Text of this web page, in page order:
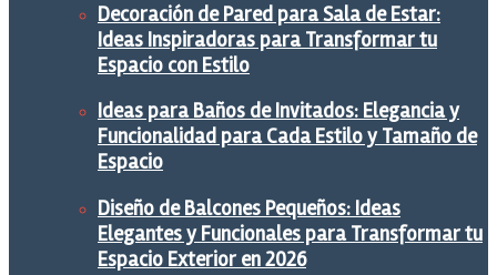
Decoración de Pared para Sala de Estar:
Ideas Inspiradoras para Transformar tu
Espacio con Estilo
Ideas para Baños de Invitados: Elegancia y
Funcionalidad para Cada Estilo y Tamaño de
Espacio
Diseño de Balcones Pequeños: Ideas
Elegantes y Funcionales para Transformar tu
Espacio Exterior en 2026